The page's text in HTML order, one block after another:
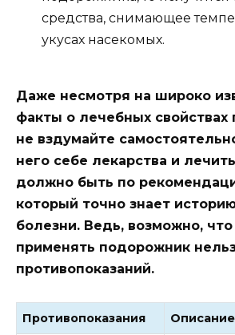
средства, снимающее
укусах насекомых.
Даже несмотря на широко
факты о лечебных свойствах
не вздумайте
него себе лекарства и
должно быть по
который точно знает
болезни. Ведь, возможно,
применять подорожник
противопоказаний.
Противопоказания Описание